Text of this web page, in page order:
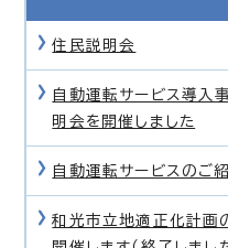
住民説明会
自動運転サービス導入
明会を開催しました
自動運転サービスのご
和光市立地適正化計画